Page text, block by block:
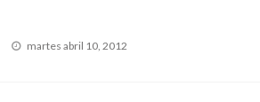
Publicado
martes abril 10, 2012